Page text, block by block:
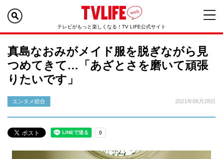
テレビがもっと楽しくなる！TV LIFE公式サイト
真島なおみがメイド服を脱ぎながら見
つめてきて…「あざとさを磨いて頑張
りたいです」
エンタメ総合 2021年06月28日